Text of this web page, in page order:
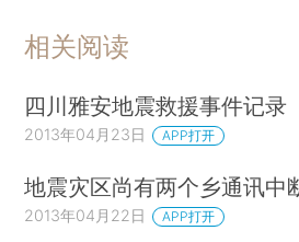
相关阅读
四川雅安地震救援事件记录
2013年04月23日 APP打开
地震灾区尚有两个乡通讯中
2013年04月22日 APP打开